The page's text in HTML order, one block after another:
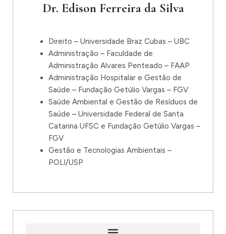
Dr. Edison Ferreira da Silva
Direito – Universidade Braz Cubas – UBC
Administração – Faculdade de
Administração Alvares Penteado – FAAP
Administração Hospitalar e Gestão de
Saúde – Fundação Getúlio Vargas – FGV
Saúde Ambiental e Gestão de Resíduos de
Saúde – Universidade Federal de Santa
Catarina UFSC e Fundação Getúlio Vargas –
FGV
Gestão e Tecnologias Ambientais –
POLI/USP